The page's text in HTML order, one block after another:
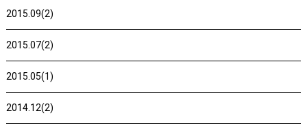
2015.09(2)
2015.07(2)
2015.05(1)
2014.12(2)